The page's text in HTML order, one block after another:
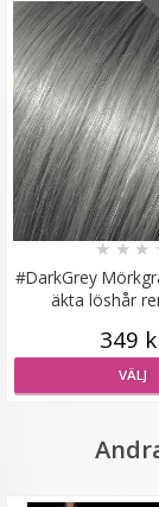
#1 Svart -
#DarkGrey
äkta löshår
★★★
349
VÄLJ